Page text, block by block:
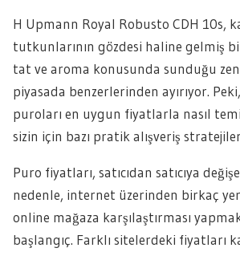
H Upmann Royal Robusto CDH 10s,
tutkunlarının gözdesi haline gelmiş
tat ve aroma konusunda sunduğu
piyasada benzerlerinden ayırıyor.
puroları en uygun fiyatlarla nasıl
sizin için bazı pratik alışveriş
Puro fiyatları, satıcıdan satıcıya
nedenle, internet üzerinden birkaç
online mağaza karşılaştırması
başlangıç. Farklı sitelerdeki fiyatları